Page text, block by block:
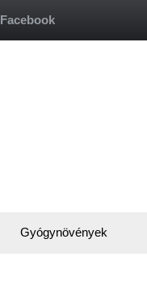
Facebook
Gyógynövények